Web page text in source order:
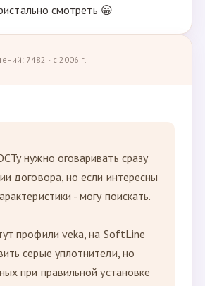
смотреть 😀
7482 · с 2006 г.
нужно оговаривать сразу
договора, но если интересны
- могу поискать.
профили veka, на SoftLine
серые уплотнители, но
при правильной установке